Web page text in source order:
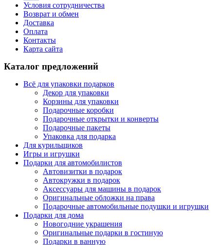
Условия сотрудничества
Возврат и обмен
Доставка
Оплата
Контакты
Карта сайта
Каталог предложений
Всё для упаковки подарков
Декор для упаковки
Корзины для упаковки
Подарочные коробки
Подарочные открытки и конверты
Подарочные пакеты
Упаковка для подарка
Для курильщиков
Игры и игрушки
Подарки для автомобилистов
Автовизитки в подарок
Автокружки в подарок
Аксессуары для машины в подарок
Оригинальные обложки на права
Подарочные автомобильные подушки и игрушки
Подарки для дома
Новогодние украшения
Оригинальные подарки в гостиную
Подарки в ванную